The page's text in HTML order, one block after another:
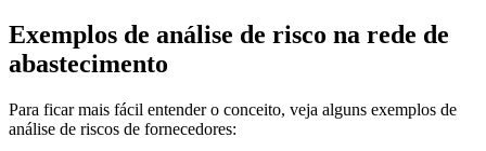
Exemplos de análise de risco na rede de
abastecimento
Para ficar mais fácil entender o conceito, veja alguns exemplos de
análise de riscos de fornecedores: